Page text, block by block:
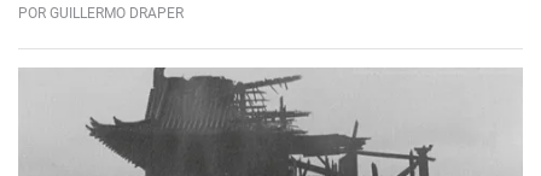
POR GUILLERMO DRAPER